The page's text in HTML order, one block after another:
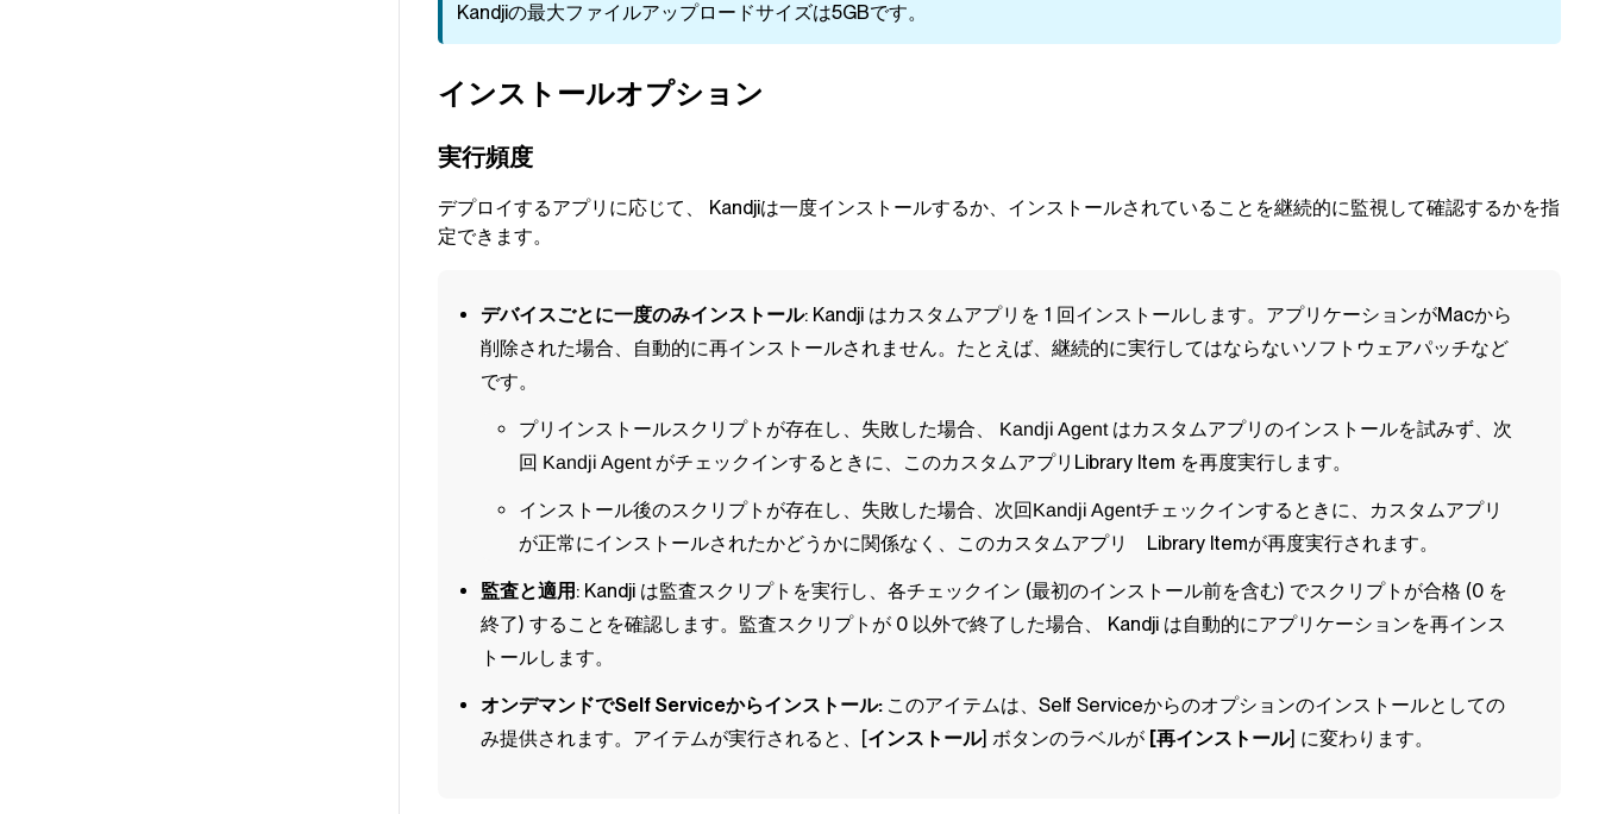
Kandjiの最大ファイルアップロードサイズは5GBです。
インストールオプション
実行頻度
デプロイするアプリに応じて、 Kandjiは一度インストールするか、インストールされていることを継続的に監視して確認するかを指
定できます。
デバイスごとに一度のみインストール: Kandji はカスタムアプリを 1 回インストールします。アプリケーションがMacから
削除された場合、自動的に再インストールされません。たとえば、継続的に実行してはならないソフトウェアパッチなど
です。
プリインストールスクリプトが存在し、失敗した場合、 Kandji Agentはカスタムアプリのインストールを試みず、次
回 Kandji Agentがチェックインするときに、このカスタムアプリ Library Item を再度実行します。
インストール後のスクリプトが存在し、失敗した場合、次回Kandji Agentチェックインするときに、カスタムアプリ
が正常にインストールされたかどうかに関係なく、このカスタムアプリ Library Itemが再度実行されます。
監査と適用 : Kandji は監査スクリプトを実行し、各チェックイン (最初のインストール前を含む) でスクリプトが合格 (0 を
終了) することを確認します。監査スクリプトが 0 以外で終了した場合、 Kandji は自動的にアプリケーションを再インス
トールします。
オンデマンドでSelf Serviceからインストール: このアイテムは、 Self Serviceからのオプションのインストールとしての
み提供されます。アイテムが実行されると、[インストール] ボタンのラベルが [再インストール] に変わります。